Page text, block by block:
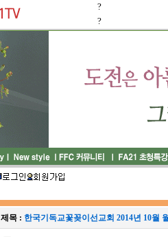
?
?
제목 : 한국기독교꽃꽂이선교회 2014년 10월